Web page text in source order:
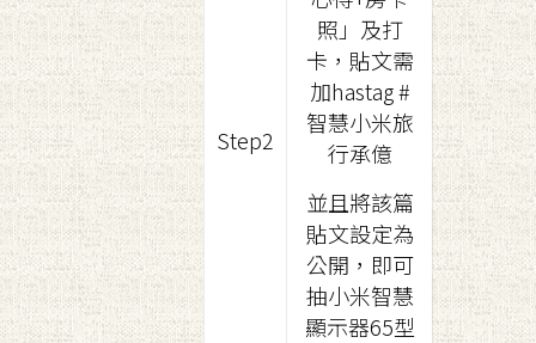
Step2
照」及打
卡，貼文需
加hastag #
智慧小米旅
行承億
並且將該篇
貼文設定為
公開，即可
抽小米智慧
顯示器65型